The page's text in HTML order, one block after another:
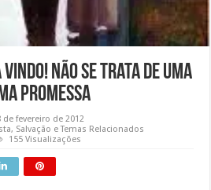
vindo! Não se trata de uma
promessa
de fevereiro de 2012
, Salvação e Temas Relacionados
155 Visualizações